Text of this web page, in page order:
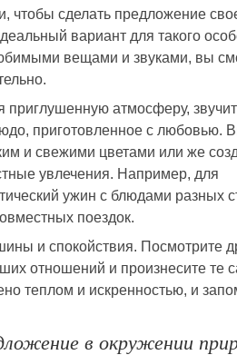
чтобы сделать предложение
вариант для такого
вещами и звуками, вы
приглушенную атмосферу,
приготовленное с любовью.
и свежими цветами или же
увлечения. Например, для
ужин с блюдами разных
поездок.
и спокойствия. Посмотрите
отношений и произнесите те
теплом и искренностью, и
в окружении